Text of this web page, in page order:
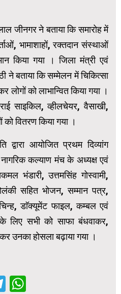
जीनगर ने बताया कि समारोह में
भामाशाहों, रक्तदान संस्थाओं
किया गया । जिला मंत्री एवं
ने बताया कि सम्मेलन में चिकित्सा
लोगों को लाभान्वित किया गया ।
साइकिल, व्हीलचेयर, वैसाखी,
वितरण किया गया ।
द्वारा आयोजित प्रथम दिव्यांग
कल्याण मंच के अध्यक्ष एवं
भंडारी, उत्तमसिंह गोस्वामी,
सहित भोजन, सम्मान पत्र,
डाॅक्यूमेंट फाइल, कम्बल एवं
सभी को साफा बंधवाकर,
उनका होसला बढ़ाया गया ।
Telegram